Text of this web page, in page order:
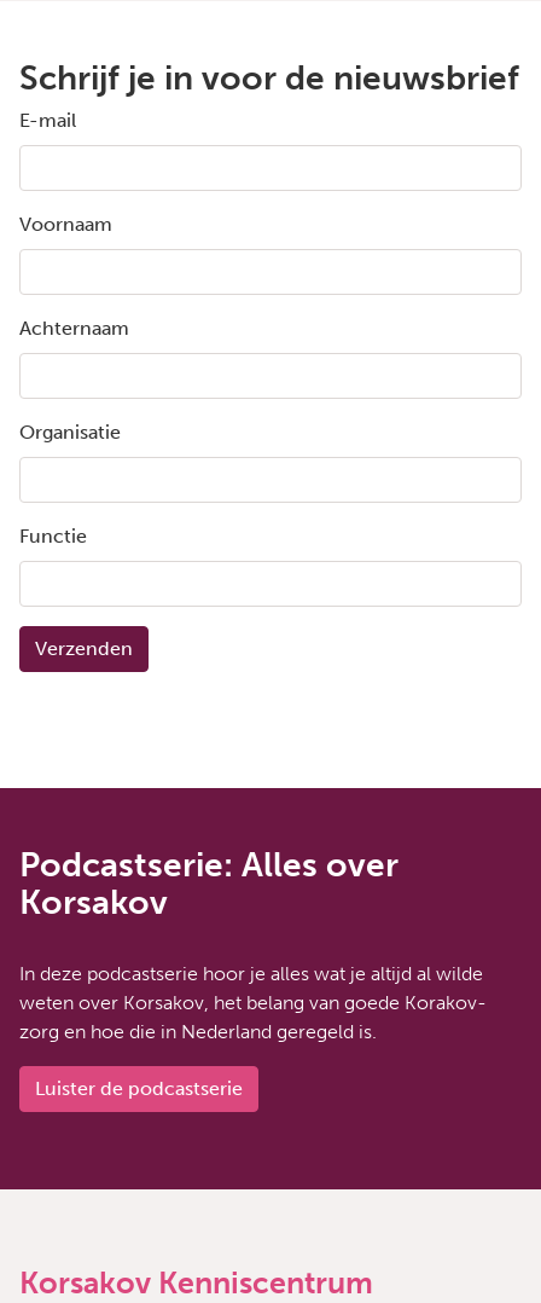
Schrijf je in voor de nieuwsbrief
E-mail
Voornaam
Achternaam
Organisatie
Functie
Verzenden
Podcastserie: Alles over
Korsakov
In deze podcastserie hoor je alles wat je altijd al wilde
weten over Korsakov, het belang van goede Korakov-
zorg en hoe die in Nederland geregeld is.
Luister de podcastserie
Korsakov Kenniscentrum